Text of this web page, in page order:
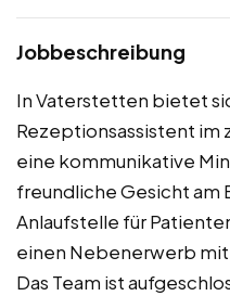
Jobbeschreibung
In Vaterstetten bietet
Rezeptionsassistent im
eine kommunikative
freundliche Gesicht am
Anlaufstelle für
einen Nebenerwerb
Das Team ist